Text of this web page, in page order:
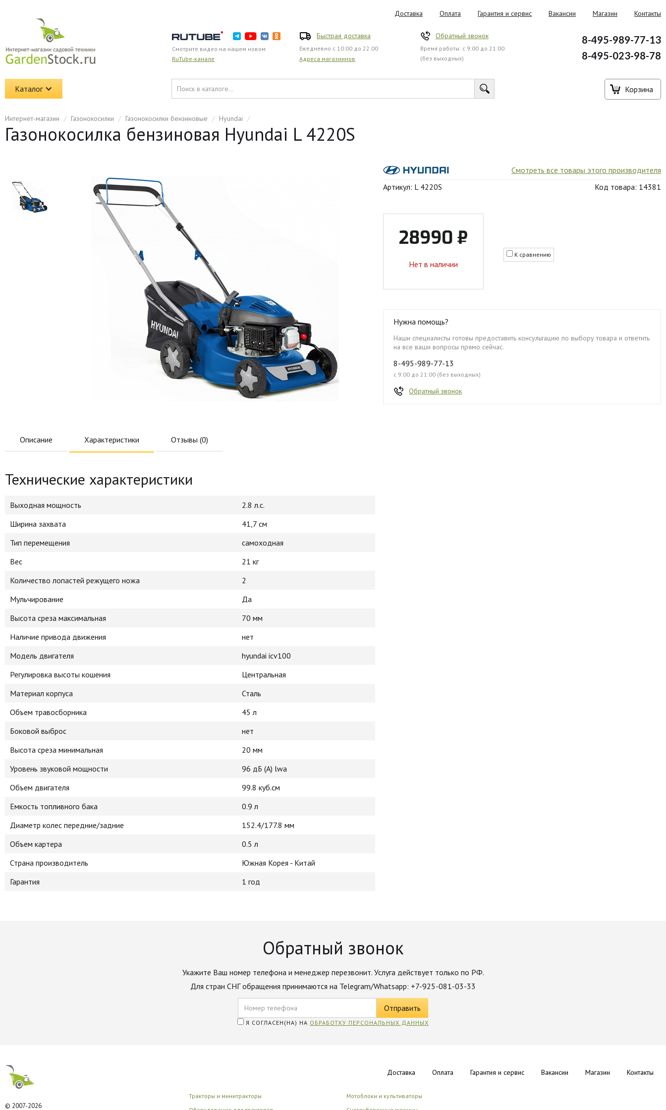
Доставка Оплата Гарантия и сервис Вакансии Магазин Контакты
Смотрите видео на нашем новом
RuTube-канале
Быстрая доставка
Ежедневно с 10:00 до 22:00
Адреса магазиинов
Обратный звонок
Время работы: с 9:00 до 21:00
(без выходных)
8-495-989-77-13
8-495-023-98-78
Каталог Корзина
Интернет-магазин / Газонокосилки / Газонокосилки бензиновые / Hyundai /
Газонокосилка бензиновая Hyundai L 4220S
Смотреть все товары этого производителя
Артикул: L 4220S
Код товара: 14381
28990 ₽
Нет в наличии
К сравнению
Нужна помощь?
Наши специалисты готовы предоставить консультацию по выбору товара и ответить
на все ваши вопросы прямо сейчас.
8-495-989-77-13
с 9:00 до 21:00 (без выходных)
Обратный звонок
Описание Характеристики Отзывы (0)
Технические характеристики
Выходная мощность
2.8 л.с.
Ширина захвата
41,7 см
Тип перемещения
самоходная
Вес
21 кг
Количество лопастей режущего ножа
2
Мульчирование
Да
Высота среза максимальная
70 мм
Наличие привода движения
нет
Модель двигателя
hyundai icv100
Регулировка высоты кошения
Центральная
Материал корпуса
Сталь
Объем травосборника
45 л
Боковой выброс
нет
Высота среза минимальная
20 мм
Уровень звуковой мощности
96 дБ (А) lwa
Объем двигателя
99.8 куб.см
Емкость топливного бака
0.9 л
Диаметр колес передние/задние
152.4/177.8 мм
Объем картера
0.5 л
Страна производитель
Южная Корея - Китай
Гарантия
1 год
Обратный звонок
Укажите Ваш номер телефона и менеджер перезвонит. Услуга действует только по РФ.
Для стран СНГ обращения принимаются на Telegram/Whatsapp: +7-925-081-03-33
Я СОГЛАСЕН(НА) НА ОБРАБОТКУ ПЕРСОНАЛЬНЫХ ДАННЫХ
© 2007-2026
Доставка Оплата Гарантия и сервис Вакансии Магазин Контакты
Тракторы и минитракторы
Мотоблоки и культиваторы